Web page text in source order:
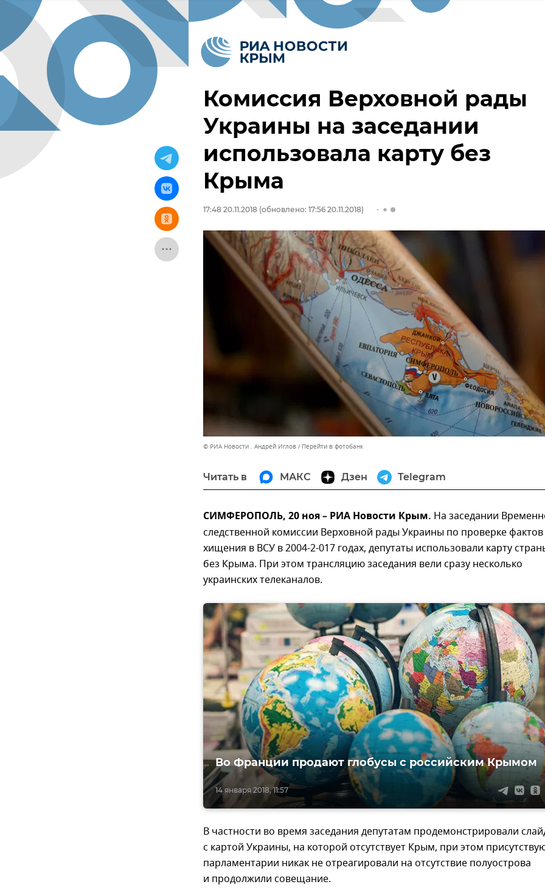
Комиссия Верховной рады
Украины на заседании
использовала карту без
Крыма
17:48 20.11.2018 (обновлено: 17:56 20.11.2018)
© РИА Новости . Андрей Иглов Перейти в фотобанк
Читать в МАКС Дзен Telegram
СИМФЕРОПОЛЬ, 20 ноя – РИА Новости Крым. На заседании
следственной комиссии Верховной рады Украины по проверке фактов
хищения в ВСУ в 2004-2-017 годах, депутаты использовали карту
без Крыма. При этом трансляцию заседания вели сразу несколько
украинских телеканалов.
14 января 2018, 11:57
Во Франции продают глобусы с российским Крымом
В частности во время заседания депутатам продемонстрировали
с картой Украины, на которой отсутствует Крым, при этом
парламентарии никак не отреагировали на отсутствие полуострова
и продолжили совещание.